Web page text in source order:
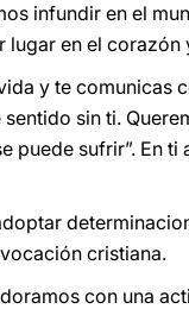
infundir en el
en el
y te comunicas
sin ti.
puede sufrir”. En
cristiana.
con una